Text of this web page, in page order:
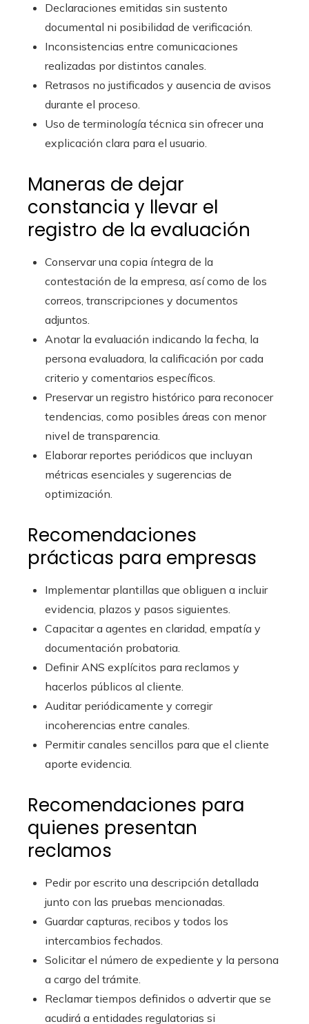
Declaraciones emitidas sin sustento
documental ni posibilidad de verificación.
Inconsistencias entre comunicaciones
realizadas por distintos canales.
Retrasos no justificados y ausencia de avisos
durante el proceso.
Uso de terminología técnica sin ofrecer una
explicación clara para el usuario.
Maneras de dejar
constancia y llevar el
registro de la evaluación
Conservar una copia íntegra de la
contestación de la empresa, así como de los
correos, transcripciones y documentos
adjuntos.
Anotar la evaluación indicando la fecha, la
persona evaluadora, la calificación por cada
criterio y comentarios específicos.
Preservar un registro histórico para reconocer
tendencias, como posibles áreas con menor
nivel de transparencia.
Elaborar reportes periódicos que incluyan
métricas esenciales y sugerencias de
optimización.
Recomendaciones
prácticas para empresas
Implementar plantillas que obliguen a incluir
evidencia, plazos y pasos siguientes.
Capacitar a agentes en claridad, empatía y
documentación probatoria.
Definir ANS explícitos para reclamos y
hacerlos públicos al cliente.
Auditar periódicamente y corregir
incoherencias entre canales.
Permitir canales sencillos para que el cliente
aporte evidencia.
Recomendaciones para
quienes presentan
reclamos
Pedir por escrito una descripción detallada
junto con las pruebas mencionadas.
Guardar capturas, recibos y todos los
intercambios fechados.
Solicitar el número de expediente y la persona
a cargo del trámite.
Reclamar tiempos definidos o advertir que se
acudirá a entidades regulatorias si